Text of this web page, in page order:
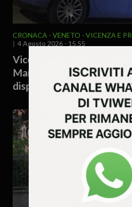
CRONACA VENETO
VICENZA E
4 Agosto 2026 - 15.55
Vicenza, accoltellamento
Marzo: denunciato un
disposto il rimpatrio